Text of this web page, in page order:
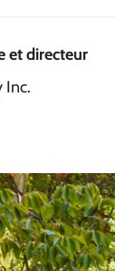
et directeur
Inc.